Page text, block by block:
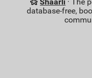
database-free,